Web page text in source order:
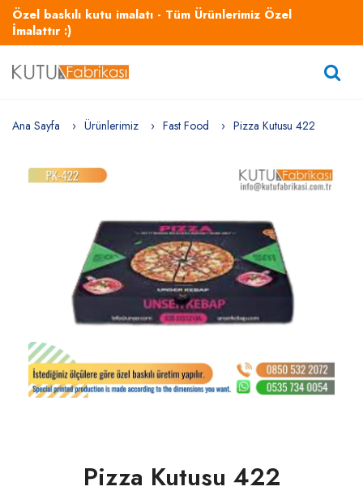
Özel baskılı kutu imalatı - Tüm Ürünlerimiz Özel
İmalattır :)
Ana Sayfa Ürünlerimiz Fast Food Pizza Kutusu 422
Pizza Kutusu 422